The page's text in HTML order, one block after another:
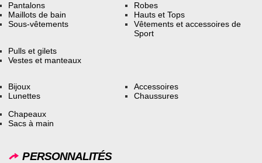
Pantalons
Maillots de bain
Sous-vêtements
Robes
Hauts et Tops
Vêtements et accessoires de
Sport
Pulls et gilets
Vestes et manteaux
Bijoux
Lunettes
Accessoires
Chaussures
Chapeaux
Sacs à main
PERSONNALITÉS